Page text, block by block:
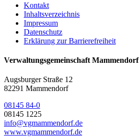
Kontakt
Inhaltsverzeichnis
Impressum
Datenschutz
Erklärung zur Barrierefreiheit
Verwaltungsgemeinschaft Mammendorf
Augsburger Straße 12
82291 Mammendorf
08145 84-0
08145 1225
info@vgmammendorf.de
www.vgmammendorf.de